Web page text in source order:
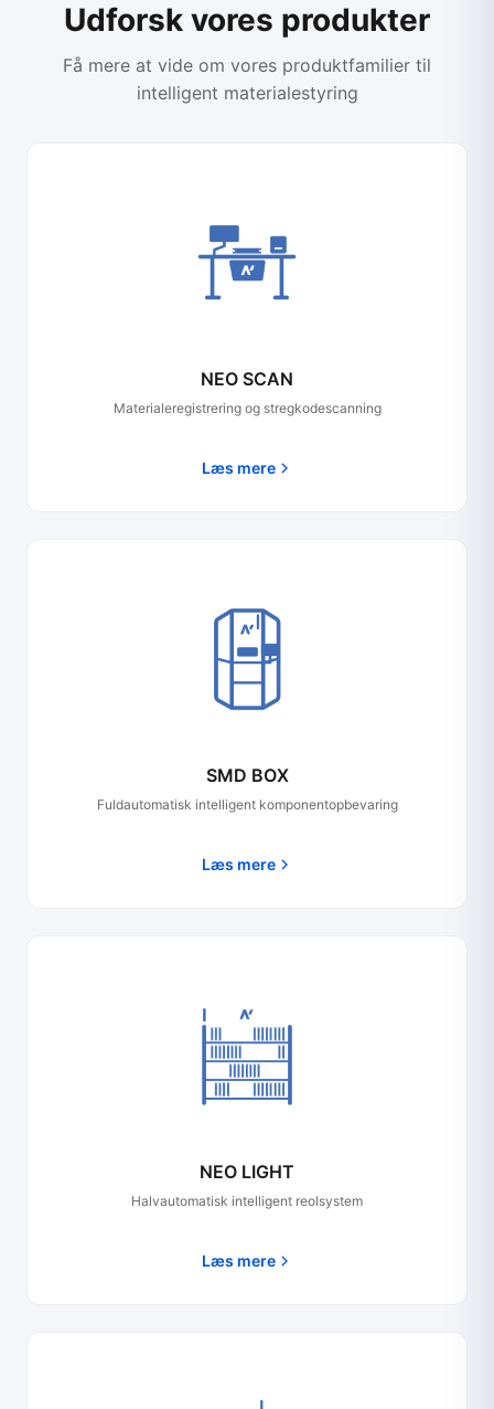
Udforsk vores produkter
Få mere at vide om vores produktfamilier til
intelligent materialestyring
NEO SCAN
Materialeregistrering og stregkodescanning
Læs mere
SMD BOX
Fuldautomatisk intelligent komponentopbevaring
Læs mere
NEO LIGHT
Halvautomatisk intelligent reolsystem
Læs mere